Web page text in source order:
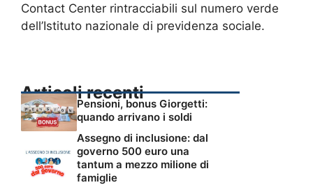
Contact Center rintracciabili sul numero verde
dell’Istituto nazionale di previdenza sociale.
Articoli recenti
Pensioni, bonus Giorgetti:
quando arrivano i soldi
Assegno di inclusione: dal
governo 500 euro una
tantum a mezzo milione di
famiglie